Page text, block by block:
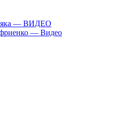
— ВИДЕО
— Видео